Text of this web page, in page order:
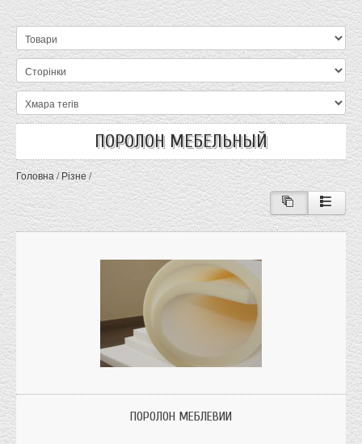
ПОРОЛОН МЕБЕЛЬНЫЙ
Головна/Різне/
ПОРОЛОН МЕБЛЕВИЙ